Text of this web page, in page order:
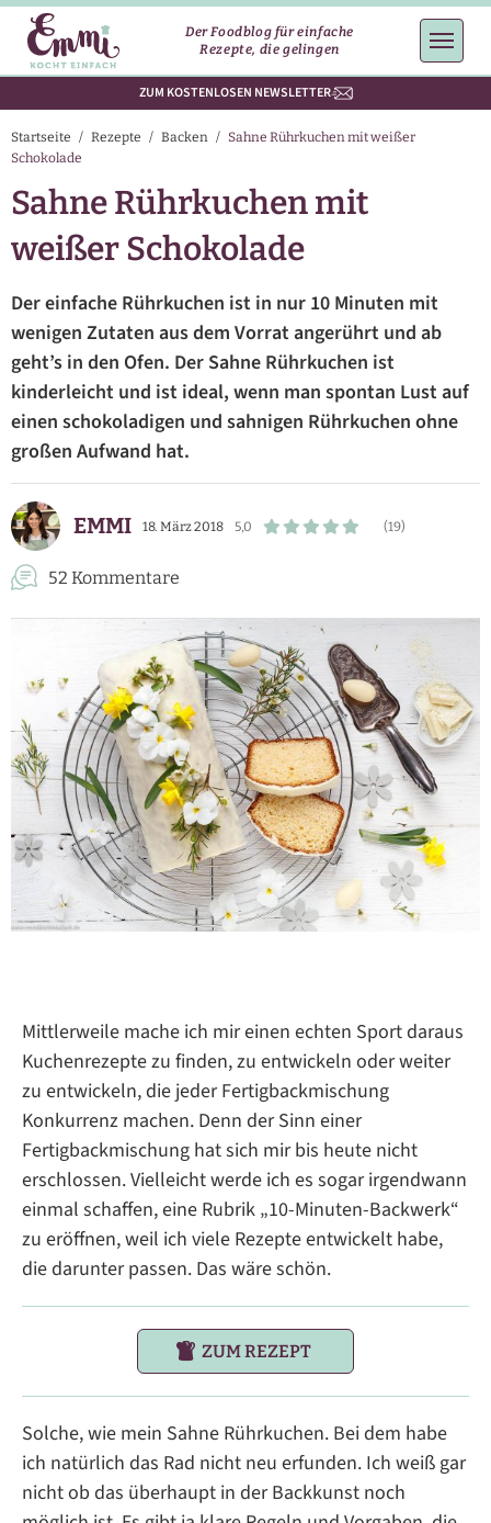
Der Foodblog für einfache
Rezepte, die gelingen
ZUM KOSTENLOSEN NEWSLETTER
Startseite / Rezepte / Backen / Sahne Rührkuchen mit weißer
Schokolade
Sahne Rührkuchen mit
weißer Schokolade
Der einfache Rührkuchen ist in nur 10 Minuten mit
wenigen Zutaten aus dem Vorrat angerührt und ab
geht’s in den Ofen. Der Sahne Rührkuchen ist
kinderleicht und ist ideal, wenn man spontan Lust auf
einen schokoladigen und sahnigen Rührkuchen ohne
großen Aufwand hat.
EMMI 18. März 2018 5,0 (19)
52 Kommentare
Mittlerweile mache ich mir einen echten Sport daraus
Kuchenrezepte zu finden, zu entwickeln oder weiter
zu entwickeln, die jeder Fertigbackmischung
Konkurrenz machen. Denn der Sinn einer
Fertigbackmischung hat sich mir bis heute nicht
erschlossen. Vielleicht werde ich es sogar irgendwann
einmal schaffen, eine Rubrik „10-Minuten-Backwerk“
zu eröffnen, weil ich viele Rezepte entwickelt habe,
die darunter passen. Das wäre schön.
ZUM REZEPT
Solche, wie mein Sahne Rührkuchen. Bei dem habe
ich natürlich das Rad nicht neu erfunden. Ich weiß gar
nicht ob das überhaupt in der Backkunst noch